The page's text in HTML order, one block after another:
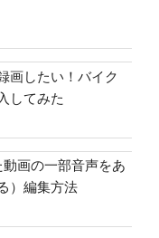
画したい！バイク
してみた
画の一部音声をあ
）編集方法